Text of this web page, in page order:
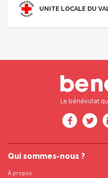
UNITE LOCALE DU
Le bénévolat
Qui sommes-nous ?
À propos